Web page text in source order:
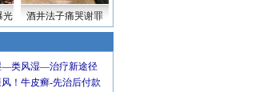
光 酒井法子痛哭谢罪